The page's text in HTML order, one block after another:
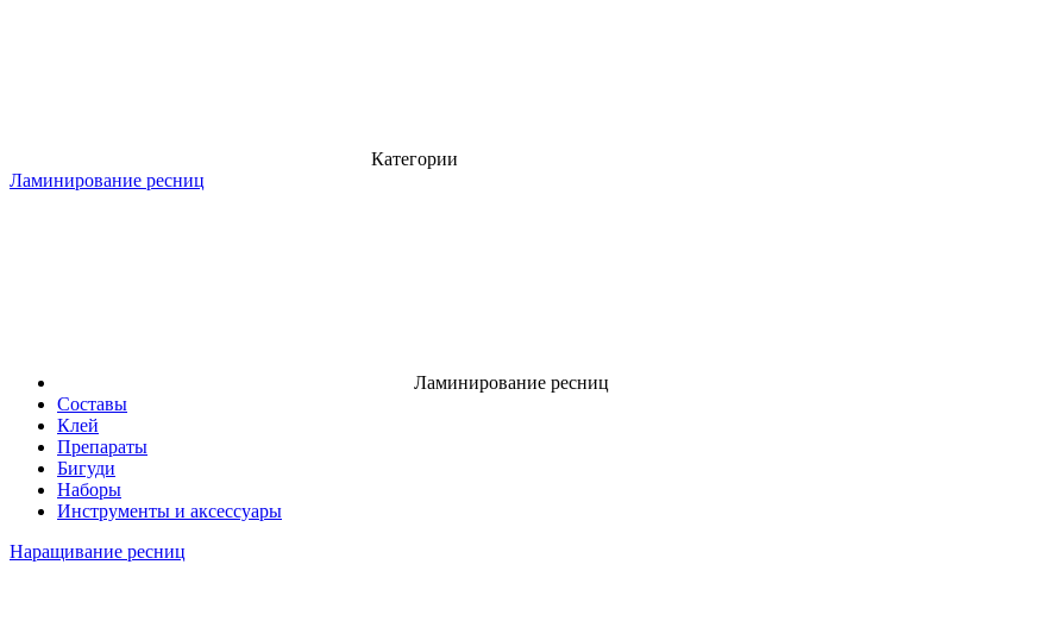
Категории
Ламинирование ресниц
Ламинирование ресниц
Составы
Клей
Препараты
Бигуди
Наборы
Инструменты и аксессуары
Наращивание ресниц